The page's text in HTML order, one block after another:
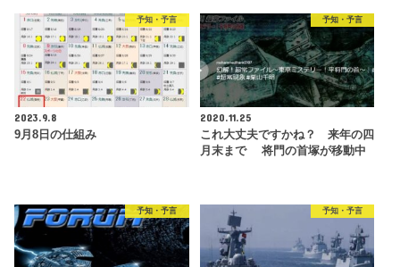
予知・予言
2023.9.8
9月8日の仕組み
予知・予言
2020.11.25
これ大丈夫ですかね？ 来年の四
月末まで 将門の首塚が移動中
予知・予言 予知・予言